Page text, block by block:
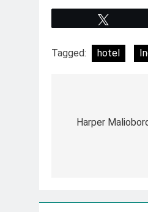
Tagged: hotel
pos
Harper